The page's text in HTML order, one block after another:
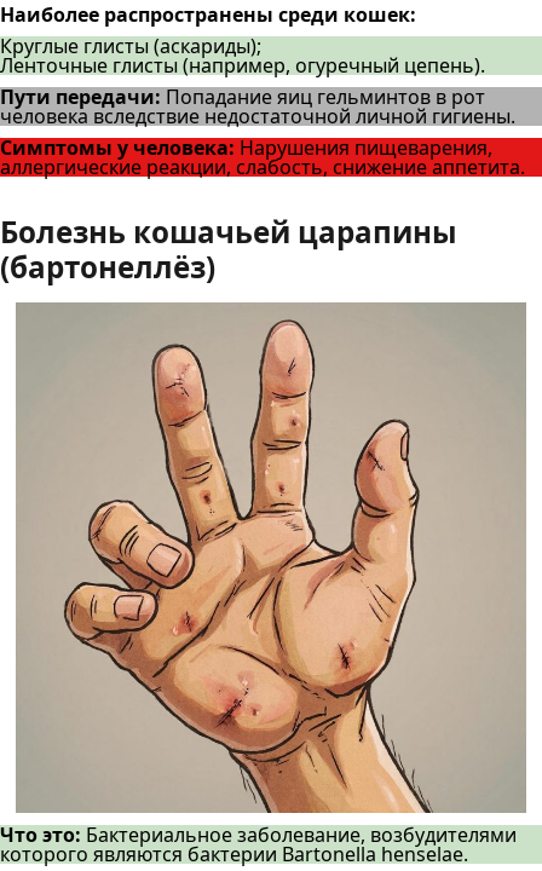
Наиболее распространены среди кошек:
Круглые глисты (аскариды);
Ленточные глисты (например, огуречный цепень).
Пути передачи: Попадание яиц гельминтов в рот
человека вследствие недостаточной личной гигиены.
Симптомы у человека: Нарушения пищеварения,
аллергические реакции, слабость, снижение аппетита.
Болезнь кошачьей царапины
(бартонеллёз)
Что это: Бактериальное заболевание, возбудителями
которого являются бактерии Bartonella henselae.